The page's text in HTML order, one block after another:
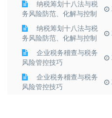
纳税筹划十八法与税
务风险防范、化解与控制
纳税筹划十八法与税
务风险防范、化解与控制
企业税务稽查与税务
风险管控技巧
企业税务稽查与税务
风险管控技巧